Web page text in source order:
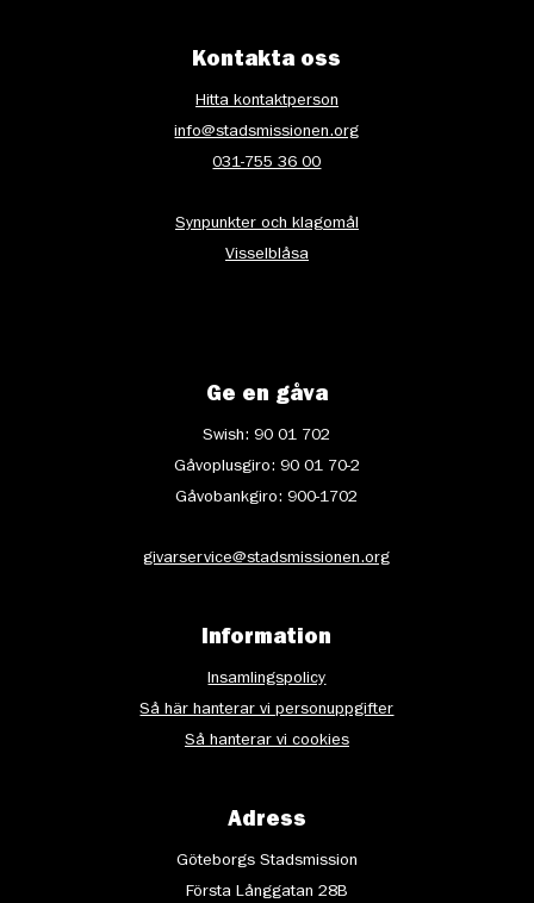
Kontakta oss
Hitta kontaktperson
info@stadsmissionen.org
031-755 36 00
Synpunkter och klagomål
Visselblåsa
Ge en gåva
Swish: 90 01 702
Gåvoplusgiro: 90 01 70-2
Gåvobankgiro: 900-1702
givarservice@stadsmissionen.org
Information
Insamlingspolicy
Så här hanterar vi personuppgifter
Så hanterar vi cookies
Adress
Göteborgs Stadsmission
Första Långgatan 28B